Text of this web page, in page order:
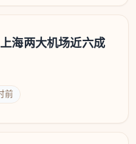
海两大机场近六成
前